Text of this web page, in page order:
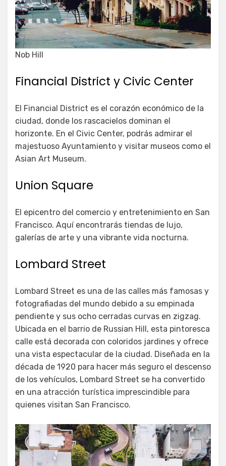
Nob Hill
Financial District y Civic Center
El Financial District es el corazón económico de la
ciudad, donde los rascacielos dominan el
horizonte. En el Civic Center, podrás admirar el
majestuoso Ayuntamiento y visitar museos como el
Asian Art Museum.
Union Square
El epicentro del comercio y entretenimiento en San
Francisco. Aquí encontrarás tiendas de lujo,
galerías de arte y una vibrante vida nocturna.
Lombard Street
Lombard Street es una de las calles más famosas y
fotografiadas del mundo debido a su empinada
pendiente y sus ocho cerradas curvas en zigzag.
Ubicada en el barrio de Russian Hill, esta pintoresca
calle está decorada con coloridos jardines y ofrece
una vista espectacular de la ciudad. Diseñada en la
década de 1920 para hacer más seguro el descenso
de los vehículos, Lombard Street se ha convertido
en una atracción turística imprescindible para
quienes visitan San Francisco.